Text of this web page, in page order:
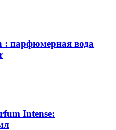
: парфюмерная вода
Intense: